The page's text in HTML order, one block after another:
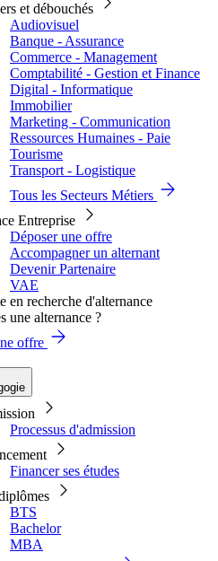
et débouchés
Audiovisuel
Banque - Assurance
Commerce - Management
Comptabilité - Gestion et Finance
Digital - Informatique
Immobilier
Marketing - Communication
Ressources Humaines - Paie
Tourisme
Transport - Logistique
Tous les Secteurs Métiers
Entreprise
Déposer une offre
Accompagner un alternant
Devenir Partenaire
VAE
une alternance ?
offre
Processus d'admission
Financer ses études
BTS
Bachelor
MBA